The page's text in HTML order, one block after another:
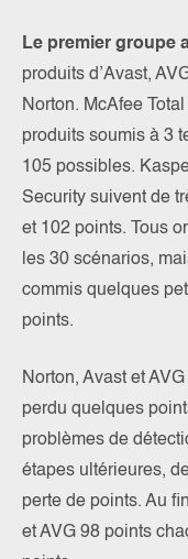
Le premier groupe
produits d’Avast,
Norton. McAfee
produits soumis à 3
105 possibles.
Security suivent de
et 102 points. Tous
les 30 scénarios,
commis quelques
points.
Norton, Avast et
perdu quelques
problèmes de
étapes ultérieures,
perte de points. Au
et AVG 98 points